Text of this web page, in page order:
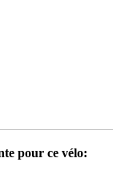
pour ce vélo: